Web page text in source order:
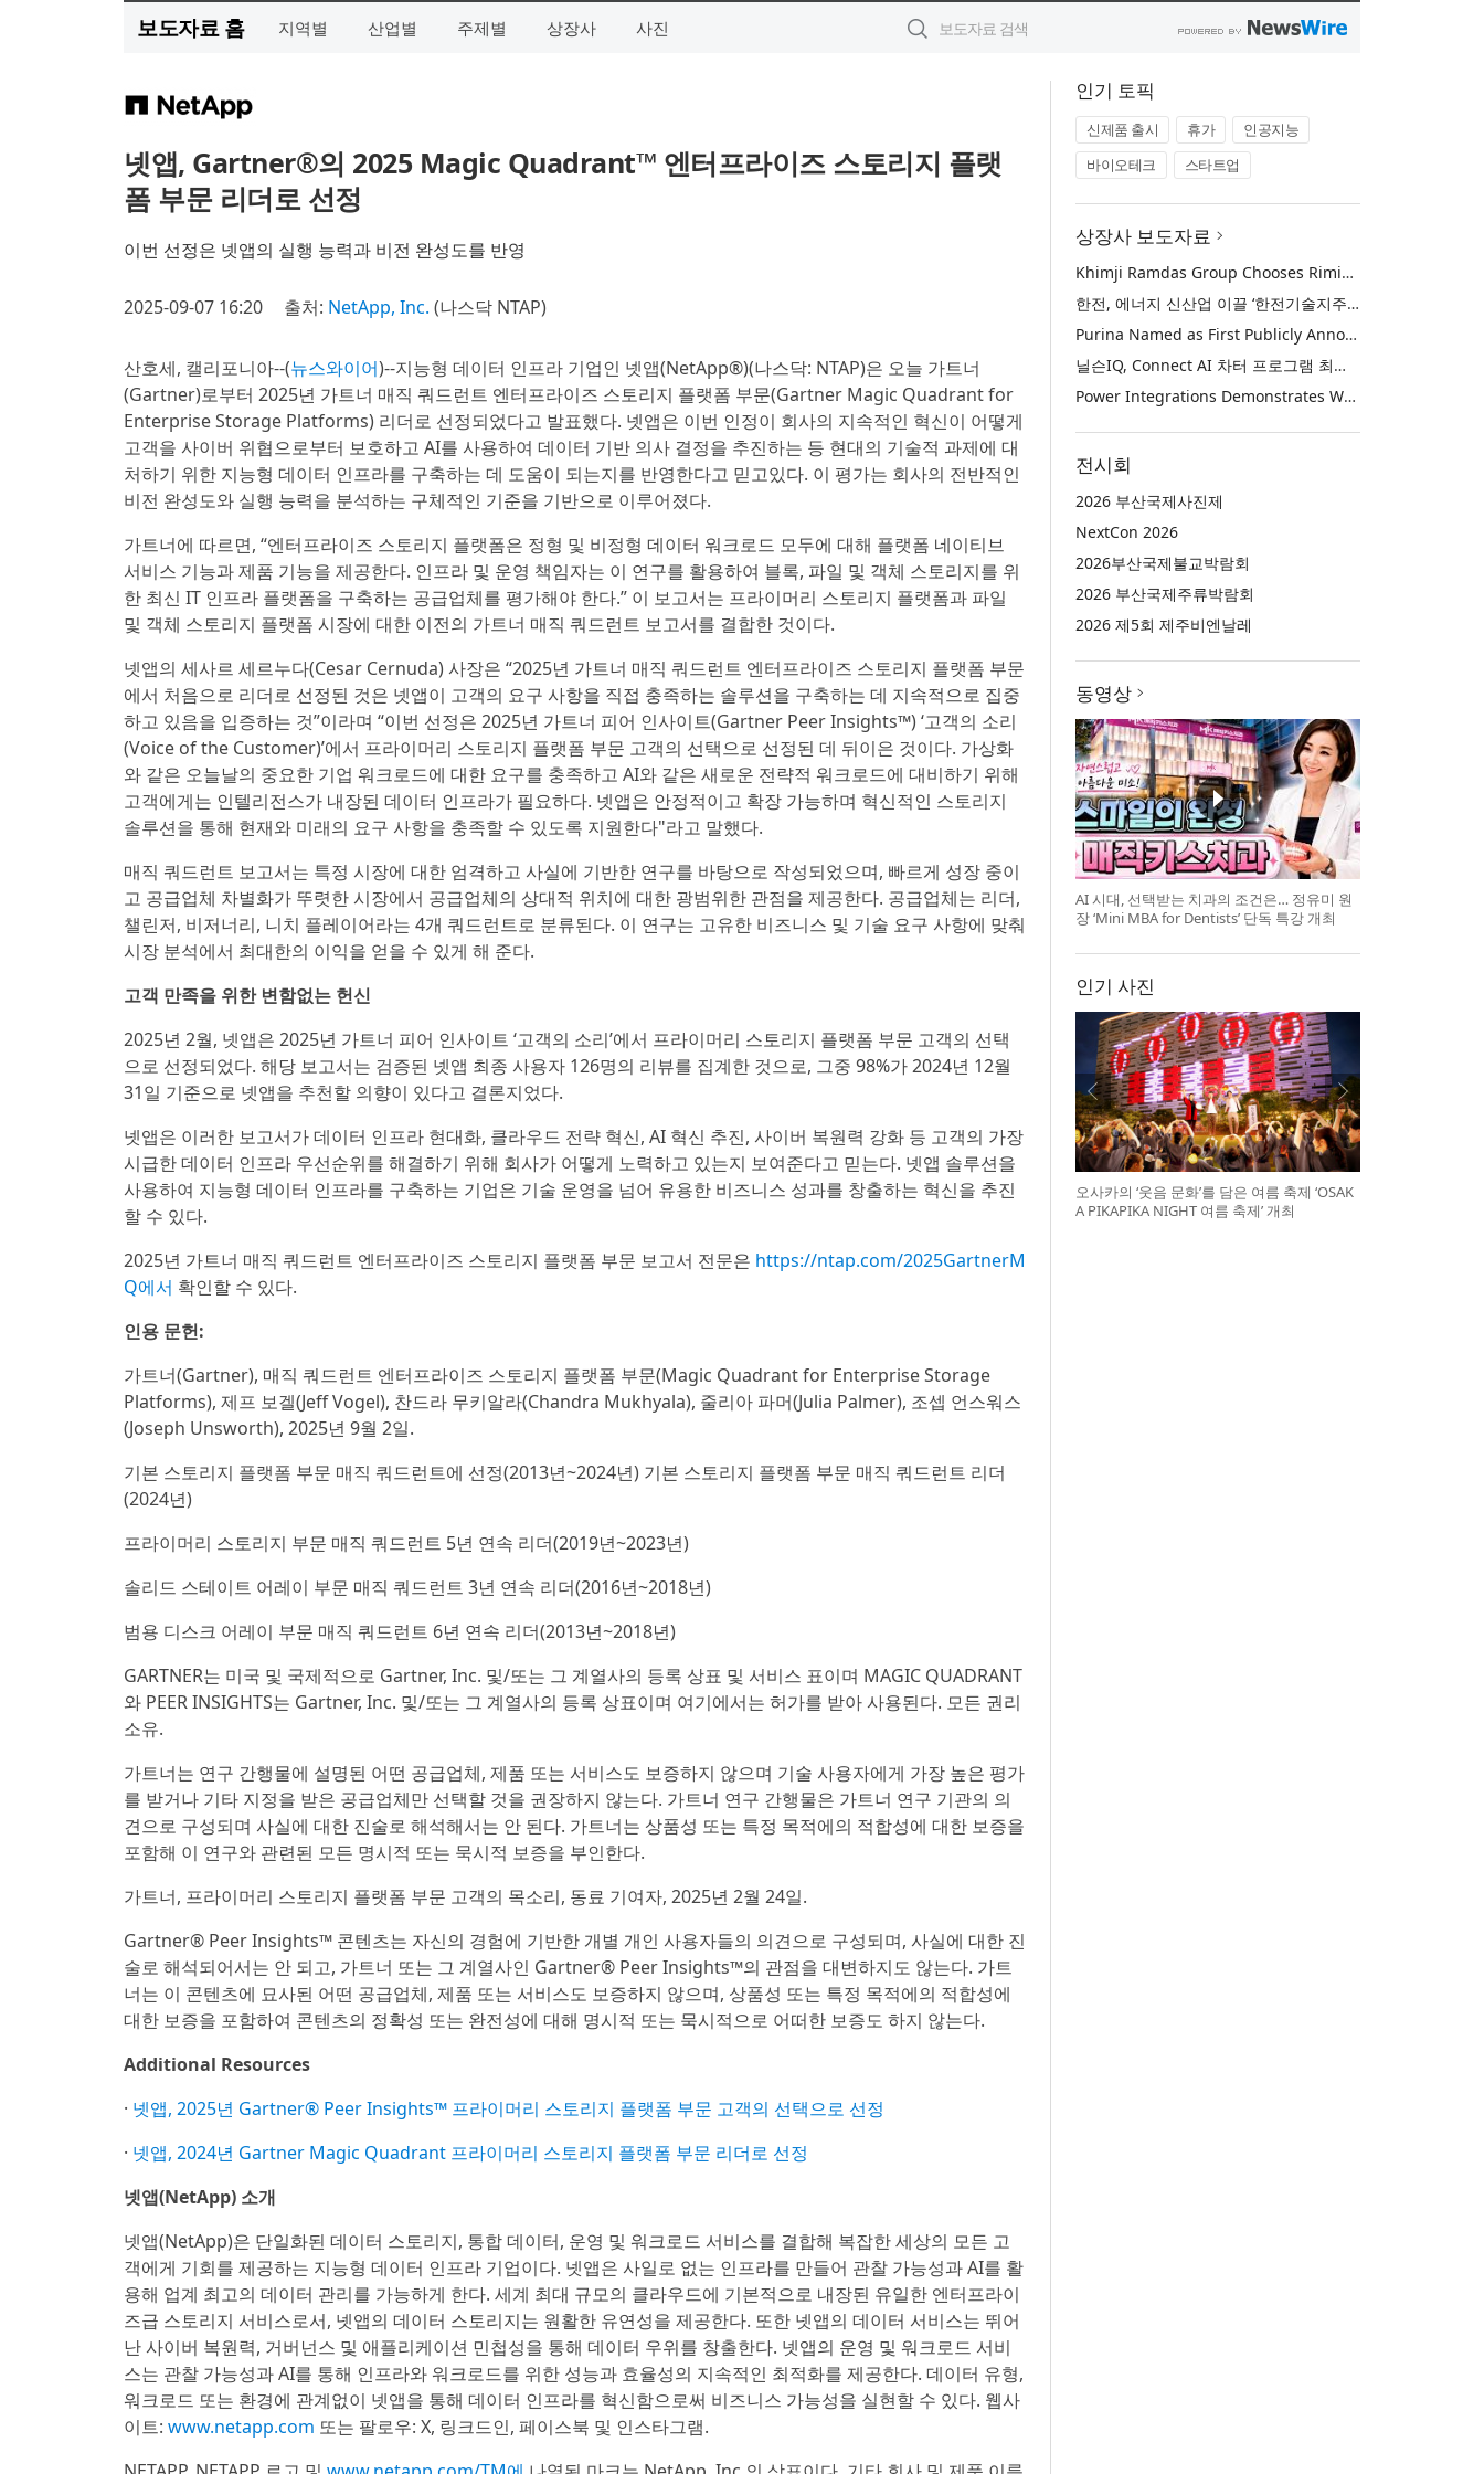
보도자료 홈 지역별 산업별 주제별 상장사 사진
넷앱, Gartner®의 2025 Magic Quadrant™ 엔터프라이즈 스토리지 플랫
폼 부문 리더로 선정
이번 선정은 넷앱의 실행 능력과 비전 완성도를 반영
2025-09-07 16:20 출처: NetApp, Inc. (나스닥 NTAP)
산호세, 캘리포니아--(뉴스와이어)--지능형 데이터 인프라 기업인 넷앱(NetApp®)(나스닥: NTAP)은 오늘 가트너
(Gartner)로부터 2025년 가트너 매직 쿼드런트 엔터프라이즈 스토리지 플랫폼 부문(Gartner Magic Quadrant for
Enterprise Storage Platforms) 리더로 선정되었다고 발표했다. 넷앱은 이번 인정이 회사의 지속적인 혁신이 어떻게
고객을 사이버 위협으로부터 보호하고 AI를 사용하여 데이터 기반 의사 결정을 추진하는 등 현대의 기술적 과제에 대
처하기 위한 지능형 데이터 인프라를 구축하는 데 도움이 되는지를 반영한다고 믿고있다. 이 평가는 회사의 전반적인
비전 완성도와 실행 능력을 분석하는 구체적인 기준을 기반으로 이루어졌다.
가트너에 따르면, “엔터프라이즈 스토리지 플랫폼은 정형 및 비정형 데이터 워크로드 모두에 대해 플랫폼 네이티브
서비스 기능과 제품 기능을 제공한다. 인프라 및 운영 책임자는 이 연구를 활용하여 블록, 파일 및 객체 스토리지를 위
한 최신 IT 인프라 플랫폼을 구축하는 공급업체를 평가해야 한다.” 이 보고서는 프라이머리 스토리지 플랫폼과 파일
및 객체 스토리지 플랫폼 시장에 대한 이전의 가트너 매직 쿼드런트 보고서를 결합한 것이다.
넷앱의 세사르 세르누다(Cesar Cernuda) 사장은 “2025년 가트너 매직 쿼드런트 엔터프라이즈 스토리지 플랫폼 부문
에서 처음으로 리더로 선정된 것은 넷앱이 고객의 요구 사항을 직접 충족하는 솔루션을 구축하는 데 지속적으로 집중
하고 있음을 입증하는 것”이라며 “이번 선정은 2025년 가트너 피어 인사이트(Gartner Peer Insights™) ‘고객의 소리
(Voice of the Customer)’에서 프라이머리 스토리지 플랫폼 부문 고객의 선택으로 선정된 데 뒤이은 것이다. 가상화
와 같은 오늘날의 중요한 기업 워크로드에 대한 요구를 충족하고 AI와 같은 새로운 전략적 워크로드에 대비하기 위해
고객에게는 인텔리전스가 내장된 데이터 인프라가 필요하다. 넷앱은 안정적이고 확장 가능하며 혁신적인 스토리지
솔루션을 통해 현재와 미래의 요구 사항을 충족할 수 있도록 지원한다"라고 말했다.
매직 쿼드런트 보고서는 특정 시장에 대한 엄격하고 사실에 기반한 연구를 바탕으로 작성되었으며, 빠르게 성장 중이
고 공급업체 차별화가 뚜렷한 시장에서 공급업체의 상대적 위치에 대한 광범위한 관점을 제공한다. 공급업체는 리더,
챌린저, 비저너리, 니치 플레이어라는 4개 쿼드런트로 분류된다. 이 연구는 고유한 비즈니스 및 기술 요구 사항에 맞춰
시장 분석에서 최대한의 이익을 얻을 수 있게 해 준다.
고객 만족을 위한 변함없는 헌신
2025년 2월, 넷앱은 2025년 가트너 피어 인사이트 ‘고객의 소리’에서 프라이머리 스토리지 플랫폼 부문 고객의 선택
으로 선정되었다. 해당 보고서는 검증된 넷앱 최종 사용자 126명의 리뷰를 집계한 것으로, 그중 98%가 2024년 12월
31일 기준으로 넷앱을 추천할 의향이 있다고 결론지었다.
넷앱은 이러한 보고서가 데이터 인프라 현대화, 클라우드 전략 혁신, AI 혁신 추진, 사이버 복원력 강화 등 고객의 가장
시급한 데이터 인프라 우선순위를 해결하기 위해 회사가 어떻게 노력하고 있는지 보여준다고 믿는다. 넷앱 솔루션을
사용하여 지능형 데이터 인프라를 구축하는 기업은 기술 운영을 넘어 유용한 비즈니스 성과를 창출하는 혁신을 추진
할 수 있다.
2025년 가트너 매직 쿼드런트 엔터프라이즈 스토리지 플랫폼 부문 보고서 전문은 https://ntap.com/2025GartnerM
Q에서 확인할 수 있다.
인용 문헌:
가트너(Gartner), 매직 쿼드런트 엔터프라이즈 스토리지 플랫폼 부문(Magic Quadrant for Enterprise Storage
Platforms), 제프 보겔(Jeff Vogel), 찬드라 무키알라(Chandra Mukhyala), 줄리아 파머(Julia Palmer), 조셉 언스워스
(Joseph Unsworth), 2025년 9월 2일.
기본 스토리지 플랫폼 부문 매직 쿼드런트에 선정(2013년~2024년) 기본 스토리지 플랫폼 부문 매직 쿼드런트 리더
(2024년)
프라이머리 스토리지 부문 매직 쿼드런트 5년 연속 리더(2019년~2023년)
솔리드 스테이트 어레이 부문 매직 쿼드런트 3년 연속 리더(2016년~2018년)
범용 디스크 어레이 부문 매직 쿼드런트 6년 연속 리더(2013년~2018년)
GARTNER는 미국 및 국제적으로 Gartner, Inc. 및/또는 그 계열사의 등록 상표 및 서비스 표이며 MAGIC QUADRANT
와 PEER INSIGHTS는 Gartner, Inc. 및/또는 그 계열사의 등록 상표이며 여기에서는 허가를 받아 사용된다. 모든 권리
소유.
가트너는 연구 간행물에 설명된 어떤 공급업체, 제품 또는 서비스도 보증하지 않으며 기술 사용자에게 가장 높은 평가
를 받거나 기타 지정을 받은 공급업체만 선택할 것을 권장하지 않는다. 가트너 연구 간행물은 가트너 연구 기관의 의
견으로 구성되며 사실에 대한 진술로 해석해서는 안 된다. 가트너는 상품성 또는 특정 목적에의 적합성에 대한 보증을
포함해 이 연구와 관련된 모든 명시적 또는 묵시적 보증을 부인한다.
가트너, 프라이머리 스토리지 플랫폼 부문 고객의 목소리, 동료 기여자, 2025년 2월 24일.
Gartner® Peer Insights™ 콘텐츠는 자신의 경험에 기반한 개별 개인 사용자들의 의견으로 구성되며, 사실에 대한 진
술로 해석되어서는 안 되고, 가트너 또는 그 계열사인 Gartner® Peer Insights™의 관점을 대변하지도 않는다. 가트
너는 이 콘텐츠에 묘사된 어떤 공급업체, 제품 또는 서비스도 보증하지 않으며, 상품성 또는 특정 목적에의 적합성에
대한 보증을 포함하여 콘텐츠의 정확성 또는 완전성에 대해 명시적 또는 묵시적으로 어떠한 보증도 하지 않는다.
Additional Resources
· 넷앱, 2025년 Gartner® Peer Insights™ 프라이머리 스토리지 플랫폼 부문 고객의 선택으로 선정
· 넷앱, 2024년 Gartner Magic Quadrant 프라이머리 스토리지 플랫폼 부문 리더로 선정
넷앱(NetApp) 소개
넷앱(NetApp)은 단일화된 데이터 스토리지, 통합 데이터, 운영 및 워크로드 서비스를 결합해 복잡한 세상의 모든 고
객에게 기회를 제공하는 지능형 데이터 인프라 기업이다. 넷앱은 사일로 없는 인프라를 만들어 관찰 가능성과 AI를 활
용해 업계 최고의 데이터 관리를 가능하게 한다. 세계 최대 규모의 클라우드에 기본적으로 내장된 유일한 엔터프라이
즈급 스토리지 서비스로서, 넷앱의 데이터 스토리지는 원활한 유연성을 제공한다. 또한 넷앱의 데이터 서비스는 뛰어
난 사이버 복원력, 거버넌스 및 애플리케이션 민첩성을 통해 데이터 우위를 창출한다. 넷앱의 운영 및 워크로드 서비
스는 관찰 가능성과 AI를 통해 인프라와 워크로드를 위한 성능과 효율성의 지속적인 최적화를 제공한다. 데이터 유형,
워크로드 또는 환경에 관계없이 넷앱을 통해 데이터 인프라를 혁신함으로써 비즈니스 가능성을 실현할 수 있다. 웹사
이트: www.netapp.com 또는 팔로우: X, 링크드인, 페이스북 및 인스타그램.
인기 토픽
신제품 출시 휴가
인공지능
바이오테크
스타트업
상장사 보도자료
Khimji Ramdas Group Chooses Rimini Street to Reduce SAP Support Costs, Protect 700+ Customizations and Reinvest Savings in Innovation
한전, 에너지 신산업 이끌 ‘한전기술지주’ 공식 출범
Purina Named as First Publicly Announced NIQ ConnectAI Charter Client
닐슨IQ, Connect AI 차터 프로그램 최초 고객사 ‘퓨리나’ 선정
Power Integrations Demonstrates World’s First 2200 V GaN Technology for Next-Era High-Voltage Power Systems
전시회
2026 부산국제사진제
NextCon 2026
2026부산국제불교박람회
2026 부산국제주류박람회
2026 제5회 제주비엔날레
동영상
AI 시대, 선택받는 치과의 조건은… 정유미 원
장 ‘Mini MBA for Dentists’ 단독 특강 개최
인기 사진
오사카의 ‘웃음 문화’를 담은 여름 축제 ‘OSAK
A PIKAPIKA NIGHT 여름 축제’ 개최